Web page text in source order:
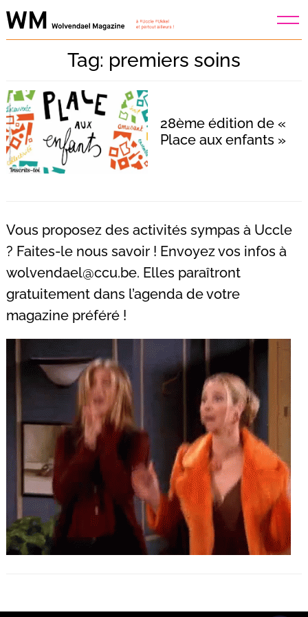
Skip
to
Tag: premiers soins
28ème édition de «
Place aux enfants »
Vous proposez des activités sympas à Uccle
? Faites-le nous savoir ! Envoyez vos infos à
wolvendael@ccu.be. Elles paraîtront
gratuitement dans l’agenda de votre
magazine préféré !
Recherche
pour
: